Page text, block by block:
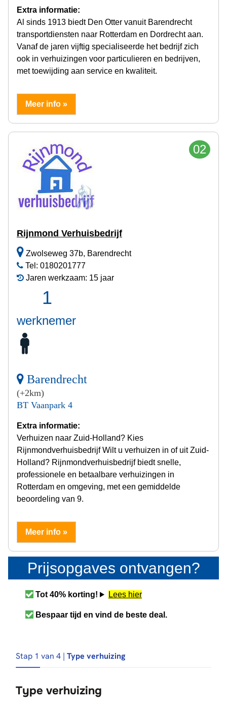
Extra informatie:
Al sinds 1913 biedt Den Otter vanuit Barendrecht
transportdiensten naar Rotterdam en Dordrecht aan.
Vanaf de jaren vijftig specialiseerde het bedrijf zich
ook in verhuizingen voor particulieren en bedrijven,
met toewijding aan service en kwaliteit.
Meer info »
02
Rijnmond Verhuisbedrijf
Zwolseweg 37b, Barendrecht
Tel: 0180201777
Jaren werkzaam: 15 jaar
1
werknemer
Barendrecht
(+2km)
BT Vaanpark 4
Extra informatie:
Verhuizen naar Zuid-Holland? Kies
Rijnmondverhuisbedrijf Wilt u verhuizen in of uit Zuid-
Holland? Rijnmondverhuisbedrijf biedt snelle,
professionele en betaalbare verhuizingen in
Rotterdam en omgeving, met een gemiddelde
beoordeling van 9.
Meer info »
Prijsopgaves ontvangen?
Tot 40% korting! Lees hier
Bespaar tijd en vind de beste deal.